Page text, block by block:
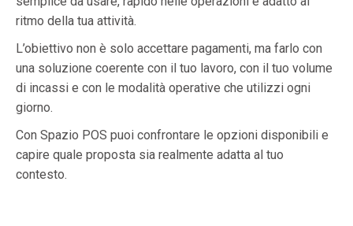
ritmo della tua attività.
L’obiettivo non è solo accettare pagamenti, ma farlo con
una soluzione coerente con il tuo lavoro, con il tuo volume
di incassi e con le modalità operative che utilizzi ogni
giorno.
Con Spazio POS puoi confrontare le opzioni disponibili e
capire quale proposta sia realmente adatta al tuo
contesto.